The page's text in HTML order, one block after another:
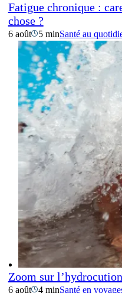
Fatigue chronique :
chose ?
6 août 5 minSanté au
Zoom sur
6 août 4 minSanté en